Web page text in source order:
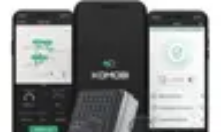
Telecom et Loisir
Streaming et loisirsAbonnements
LoisirsComparatifsTechnologie
Telecom et Loisir